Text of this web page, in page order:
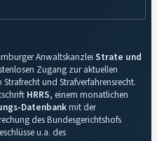
Anwaltskanzlei Strate und
Zugang zur aktuellen
und Strafverfahrensrecht.
HRRS, einem monatlichen
Datenbankmit der
des Bundesgerichtshofs
u.a. des